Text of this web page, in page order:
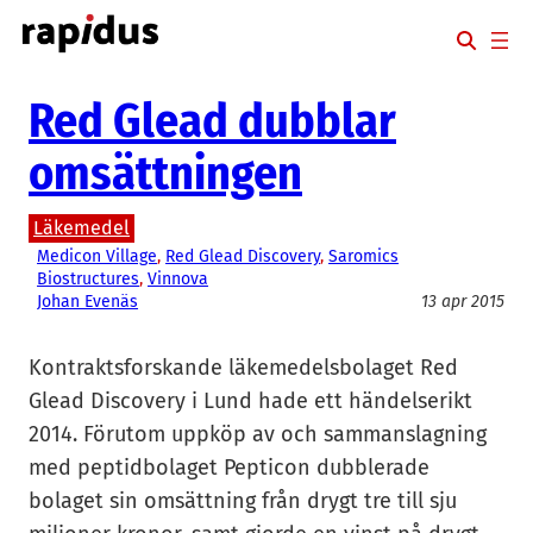
Hoppa
till
Red Glead dubblar
omsättningen
Läkemedel
Medicon Village, Red Glead Discovery, Saromics
Biostructures, Vinnova
Johan Evenäs
13 apr 2015
Kontraktsforskande läkemedelsbolaget Red
Glead Discovery i Lund hade ett händelserikt
2014. Förutom uppköp av och sammanslagning
med peptidbolaget Pepticon dubblerade
bolaget sin omsättning från drygt tre till sju